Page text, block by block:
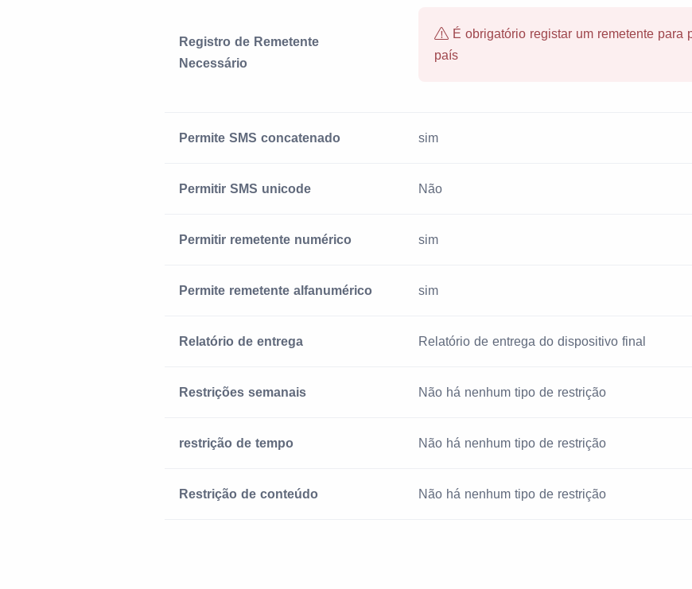
Registro de Remetente
Necessário
É obrigatório registar um remetente para
país
Permite SMS concatenado sim
Permitir SMS unicode Não
Permitir remetente numérico sim
Permite remetente alfanumérico sim
Relatório de entrega Relatório de entrega do dispositivo final
Restrições semanais Não há nenhum tipo de restrição
restrição de tempo Não há nenhum tipo de restrição
Restrição de conteúdo Não há nenhum tipo de restrição